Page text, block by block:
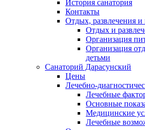
История санатория
Контакты
Отдых, развлечения и
Отдых и
Организация
Организация
детьми
Санаторий Дарасунский
Цены
Лечебно-
Лечебные
Основные
Медицинские
Лечебные